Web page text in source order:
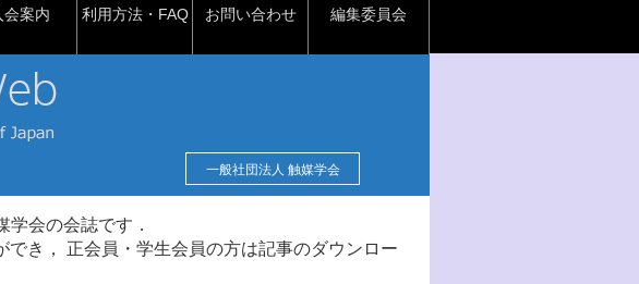
会案内 利用方法・FAQ お問い合わせ 編集委員会
一般社団法人 触媒学会
学会の会誌です．
き， 正会員・学生会員の方は記事のダウンロー